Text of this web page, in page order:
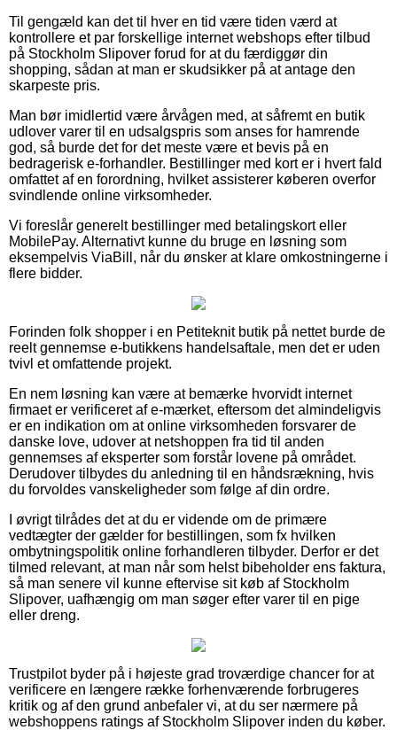
Til gengæld kan det til hver en tid være tiden værd at
kontrollere et par forskellige internet webshops efter tilbud
på Stockholm Slipover forud for at du færdiggør din
shopping, sådan at man er skudsikker på at antage den
skarpeste pris.
Man bør imidlertid være årvågen med, at såfremt en butik
udlover varer til en udsalgspris som anses for hamrende
god, så burde det for det meste være et bevis på en
bedragerisk e-forhandler. Bestillinger med kort er i hvert fald
omfattet af en forordning, hvilket assisterer køberen overfor
svindlende online virksomheder.
Vi foreslår generelt bestillinger med betalingskort eller
MobilePay. Alternativt kunne du bruge en løsning som
eksempelvis ViaBill, når du ønsker at klare omkostningerne i
flere bidder.
Forinden folk shopper i en Petiteknit butik på nettet burde de
reelt gennemse e-butikkens handelsaftale, men det er uden
tvivl et omfattende projekt.
En nem løsning kan være at bemærke hvorvidt internet
firmaet er verificeret af e-mærket, eftersom det almindeligvis
er en indikation om at online virksomheden forsvarer de
danske love, udover at netshoppen fra tid til anden
gennemses af eksperter som forstår lovene på området.
Derudover tilbydes du anledning til en håndsrækning, hvis
du forvoldes vanskeligheder som følge af din ordre.
I øvrigt tilrådes det at du er vidende om de primære
vedtægter der gælder for bestillingen, som fx hvilken
ombytningspolitik online forhandleren tilbyder. Derfor er det
tilmed relevant, at man når som helst bibeholder ens faktura,
så man senere vil kunne eftervise sit køb af Stockholm
Slipover, uafhængig om man søger efter varer til en pige
eller dreng.
Trustpilot byder på i højeste grad troværdige chancer for at
verificere en længere række forhenværende forbrugeres
kritik og af den grund anbefaler vi, at du ser nærmere på
webshoppens ratings af Stockholm Slipover inden du køber.